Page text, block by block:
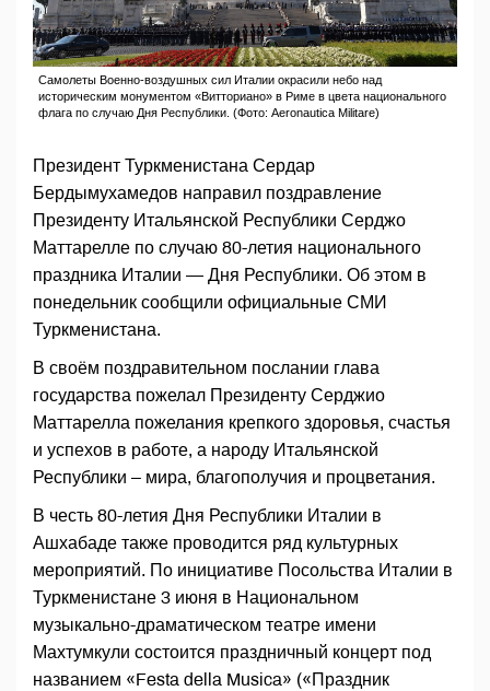
Самолеты Военно-воздушных сил Италии окрасили небо над
историческим монументом «Витториано» в Риме в цвета национального
флага по случаю Дня Республики. (Фото: Aeronautica Militare)
Президент Туркменистана Сердар
Бердымухамедов направил поздравление
Президенту Итальянской Республики Серджо
Маттарелле по случаю 80-летия национального
праздника Италии — Дня Республики. Об этом в
понедельник сообщили официальные СМИ
Туркменистана.
В своём поздравительном послании глава
государства пожелал Президенту Серджио
Маттарелла пожелания крепкого здоровья, счастья
и успехов в работе, а народу Итальянской
Республики – мира, благополучия и процветания.
В честь 80-летия Дня Республики Италии в
Ашхабаде также проводится ряд культурных
мероприятий. По инициативе Посольства Италии в
Туркменистане 3 июня в Национальном
музыкально-драматическом театре имени
Махтумкули состоится праздничный концерт под
названием «Festa della Musica» («Праздник